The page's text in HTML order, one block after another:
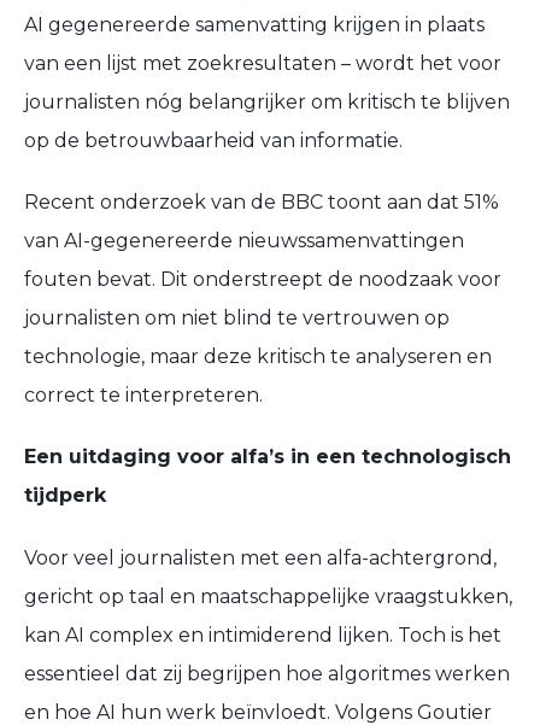
AI gegenereerde samenvatting krijgen in plaats
van een lijst met zoekresultaten – wordt het voor
journalisten nóg belangrijker om kritisch te blijven
op de betrouwbaarheid van informatie.
Recent onderzoek van de BBC toont aan dat 51%
van AI-gegenereerde nieuwssamenvattingen
fouten bevat. Dit onderstreept de noodzaak voor
journalisten om niet blind te vertrouwen op
technologie, maar deze kritisch te analyseren en
correct te interpreteren.
Een uitdaging voor alfa’s in een technologisch
tijdperk
Voor veel journalisten met een alfa-achtergrond ,
gericht op taal en maatschappelijke vraagstukken,
kan AI complex en intimiderend lijken. Toch is het
essentieel dat zij begrijpen hoe algoritmes werken
en hoe AI hun werk beïnvloedt. Volgens Goutier